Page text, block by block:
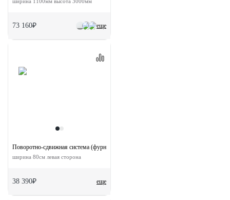
еще
73 160₽
еще
Поворотно-сдвижная система (фурнитура) для дверей 180-TWICE LEFT 80
ширина 80см левая сторона
38 390₽